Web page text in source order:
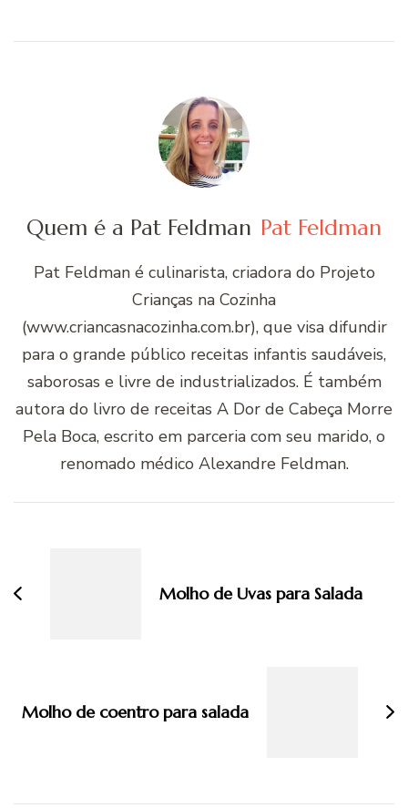
Quem é a Pat Feldman Pat Feldman
Pat Feldman é culinarista, criadora do Projeto
Crianças na Cozinha
(www.criancasnacozinha.com.br), que visa difundir
para o grande público receitas infantis saudáveis,
saborosas e livre de industrializados. É também
autora do livro de receitas A Dor de Cabeça Morre
Pela Boca, escrito em parceria com seu marido, o
renomado médico Alexandre Feldman.
Molho de Uvas para Salada
Molho de coentro para salada